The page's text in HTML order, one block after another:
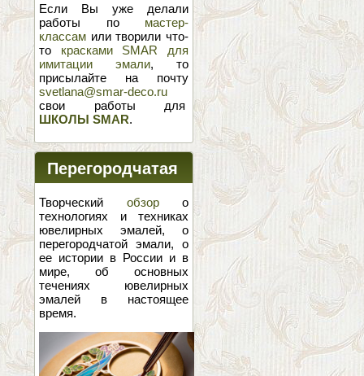
Если Вы уже делали
работы по мастер-
классам или творили что-
то красками SMAR для
имитации эмали, то
присылайте на почту
svetlana@smar-deco.ru
свои работы для
ШКОЛЫ SMAR.
Перегородчатая
эмаль
Творческий обзоро
технологиях и техниках
ювелирных эмалей, о
перегородчатой эмали, о
ее истории в России и в
мире, об основных
течениях ювелирных
эмалей в настоящее
время.